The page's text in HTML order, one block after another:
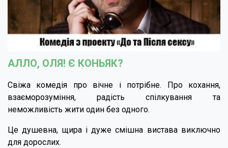
АЛЛО, ОЛЯ! Є КОНЬЯК?
Свіжа комедія про вічне і потрібне. Про кохання,
взаєморозуміння, радість спілкування та
неможливість жити один без одного.
Це душевна, щира і дуже смішна вистава виключно
для дорослих.